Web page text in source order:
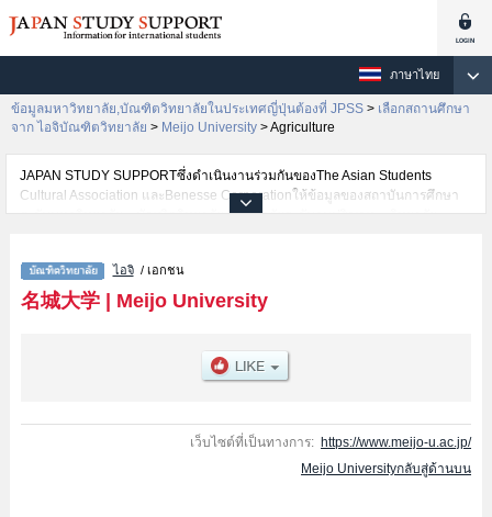
ภาษาไทย
ข้อมูลมหาวิทยาลัย,บัณฑิตวิทยาลัยในประเทศญี่ปุ่นต้องที่ JPSS > เลือกสถานศึกษา
จาก ไอจิบัณฑิตวิทยาลัย > Meijo University >Agriculture
JAPAN STUDY SUPPORTซึ่งดำเนินงานร่วมกันของThe Asian Students
Cultural Association และBenesse Corporationให้ข้อมูลของสถาบันการศึกษา
ระดับมหาวิทยาลัย・บัณฑิตวิทยาลัย・วิทยาลัยระดับอนุปริญญา・วิทยาลัย
เช่นLawหรือBusinessหรือScience and
TechnologyหรือAgricultureหรือPharmaceutical sciencesหรือGraduate
School of Urban ScienceหรือEconomicsหรือEnvironmental and Human
คัดเลือกเข้าศึกษาเช่นจำนวนคนที่รับสมัครหรือจำนวนคนที่ผ่านการสอบคัดเลือก
เป็นต้น,แนะนำสถานที่,การเดินทางเป็นต้นไว้ด้วยดังนั้นขอเชิญใช้บริการค้นหา
ไอจิ/ เอกชน
名城大学| Meijo University
เว็บไซต์ที่เป็นทางการ: https://www.meijo-u.ac.jp/
Meijo Universityกลับสู่ด้านบน